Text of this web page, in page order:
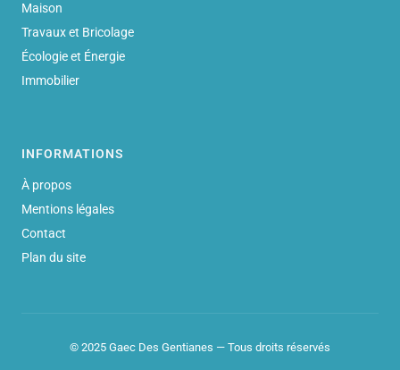
Maison
Travaux et Bricolage
Écologie et Énergie
Immobilier
INFORMATIONS
À propos
Mentions légales
Contact
Plan du site
© 2025 Gaec Des Gentianes — Tous droits réservés